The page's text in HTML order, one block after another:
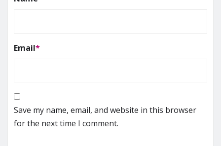
Email*
Save my name, email, and website in this browser
for the next time I comment.